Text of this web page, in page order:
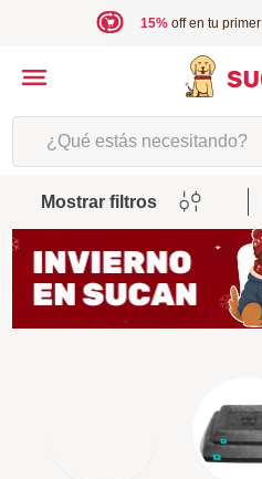
15%off en tu primer
¿Qué estás necesitando?
Mostrar filtros